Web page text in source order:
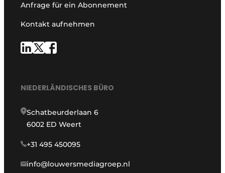
Anfrage für ein Abonnement
Kontakt aufnehmen
NIEDERLÄNDISCHES BÜRO
Schatbeurderlaan 6
6002 ED Weert
+31 495 450095
info@louwersmediagroep.nl